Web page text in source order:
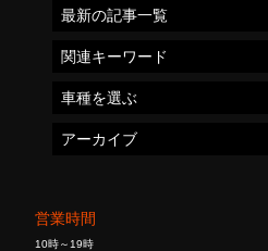
営業時間
10時～19時
最新の記事一覧
関連キーワード
車種を選ぶ
アーカイブ